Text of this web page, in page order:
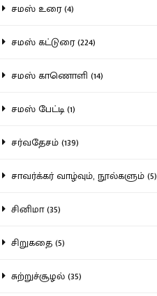
சமஸ் உரை (4)
சமஸ் கட்டுரை (224)
சமஸ் காணொளி (14)
சமஸ் பேட்டி (1)
சர்வதேசம் (139)
சாவர்க்கர் வாழ்வும், நூல்களும் (5)
சினிமா (35)
சிறுகதை (5)
சுற்றுச்சூழல் (35)